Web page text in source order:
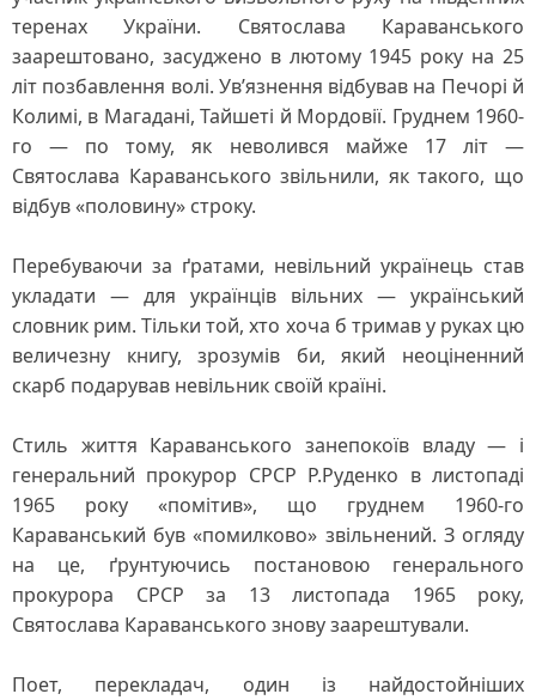
теренах України. Святослава Караванського
заарештовано, засуджено в лютому 1945 року на 25
літ позбавлення волі. Ув’язнення відбував на Печорі й
Колимі, в Магадані, Тайшеті й Мордовії. Груднем 1960-
го — по тому, як неволився майже 17 літ —
Святослава Караванського звільнили, як такого, що
відбув «половину» строку.
Перебуваючи за ґратами, невільний українець став
укладати — для українців вільних — український
словник рим. Тільки той, хто хоча б тримав у руках цю
величезну книгу, зрозумів би, який неоціненний
скарб подарував невільник своїй країні.
Стиль життя Караванського занепокоїв владу — і
генеральний прокурор СРСР Р.Руденко в листопаді
1965 року «помітив», що груднем 1960-го
Караванський був «помилково» звільнений. З огляду
на це, ґрунтуючись постановою генерального
прокурора СРСР за 13 листопада 1965 року,
Святослава Караванського знову заарештували.
Поет, перекладач, один із найдостойніших